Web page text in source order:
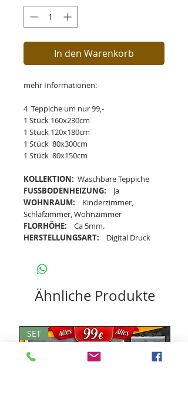
In den Warenkorb
mehr Informationen:
4 Teppiche um nur 99,-
1 Stück 160x230cm
1 Stück 120x180cm
1 Stück 80x300cm
1 Stück 80x150cm
KOLLEKTION: Waschbare Teppiche
FUSSBODENHEIZUNG: Ja
WOHNRAUM: Kinderzimmer,
Schlafzimmer, Wohnzimmer
FLORHÖHE:
Ca 5mm.
HERSTELLUNGSART: Digital Druck
Ähnliche Produkte
SET